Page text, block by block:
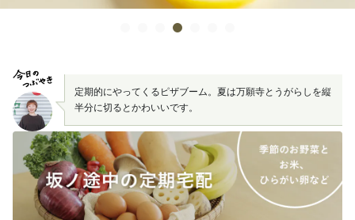
定期的にやってくるピザブーム。夏は万願寺とうがらしを縦
半分に切るとかわいいです。